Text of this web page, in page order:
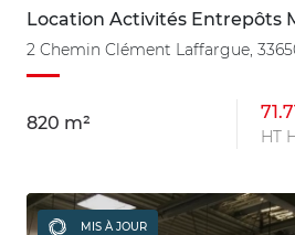
Location Activités Entrepôts
2 Chemin Clément Laffargue,
820 m²
HT
MIS À JOUR